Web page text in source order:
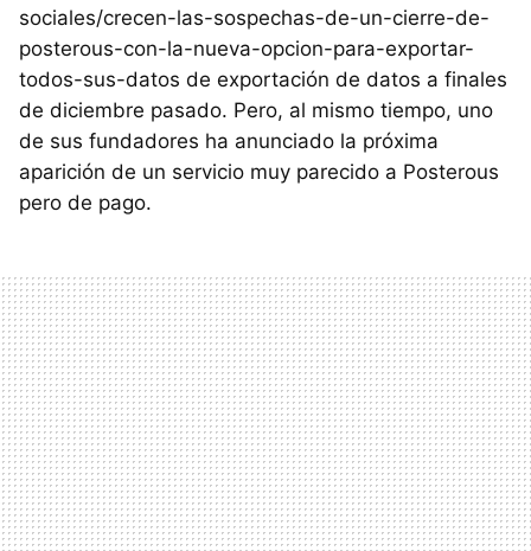
sociales/crecen-las-sospechas-de-un-cierre-de-
posterous-con-la-nueva-opcion-para-exportar-
todos-sus-datos de exportación de datos a finales
de diciembre pasado. Pero, al mismo tiempo, uno
de sus fundadores ha anunciado la próxima
aparición de un servicio muy parecido a Posterous
pero de pago.